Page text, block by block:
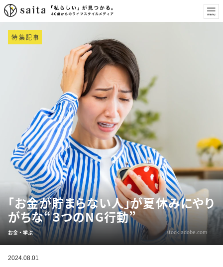
特集記事
「お金が貯まらない人」が夏休みにやり
がちな“３つのNG行動”
お金・学ぶ stock.adobe.com
2024.08.01